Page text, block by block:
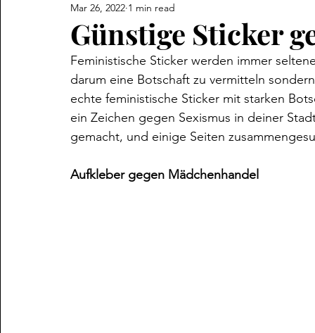
Günstige Sticker
Mar 26, 2022 1 min read
Feministische Sticker werden immer
darum eine Botschaft zu vermitteln
echte feministische Sticker mit starken
ein Zeichen gegen Sexismus in deiner
gemacht, und einige Seiten
Aufkleber gegen Mädchenhandel